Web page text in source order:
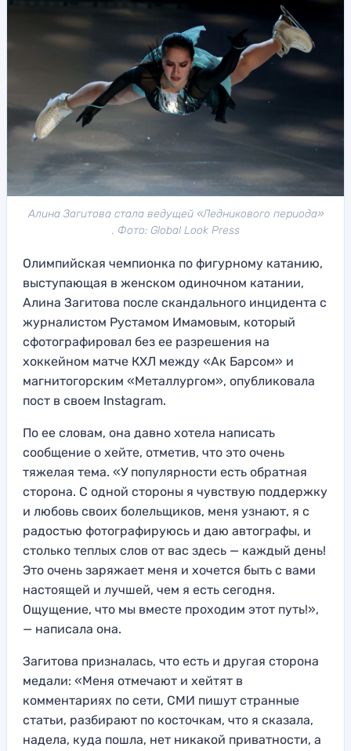
Алина Загитова стала ведущей «Ледникового периода»
. Фото: Global Look Press
Олимпийская чемпионка по фигурному катанию,
выступающая в женском одиночном катании,
Алина Загитова после скандального инцидента с
журналистом Рустамом Имамовым, который
сфотографировал без ее разрешения на
хоккейном матче КХЛ между «Ак Барсом» и
магнитогорским «Металлургом», опубликовала
пост в своем Instagram.
По ее словам, она давно хотела написать
сообщение о хейте, отметив, что это очень
тяжелая тема. «У популярности есть обратная
сторона. С одной стороны я чувствую поддержку
и любовь своих болельщиков, меня узнают, я с
радостью фотографируюсь и даю автографы, и
столько теплых слов от вас здесь — каждый день!
Это очень заряжает меня и хочется быть с вами
настоящей и лучшей, чем я есть сегодня.
Ощущение, что мы вместе проходим этот путь!»,
— написала она.
Загитова призналась, что есть и другая сторона
медали: «Меня отмечают и хейтят в
комментариях по сети, СМИ пишут странные
статьи, разбирают по косточкам, что я сказала,
надела, куда пошла, нет никакой приватности, а